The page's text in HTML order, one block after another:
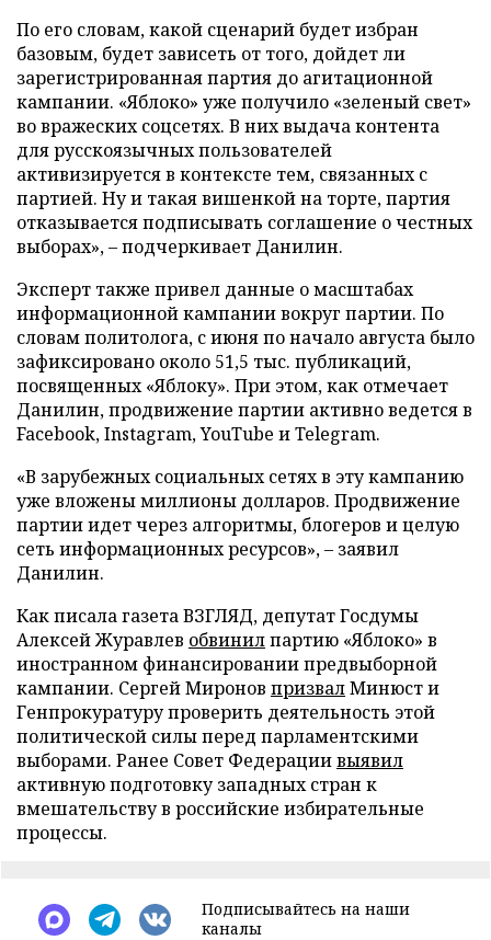
По его словам, какой сценарий будет избран
базовым, будет зависеть от того, дойдет ли
зарегистрированная партия до агитационной
кампании. «Яблоко» уже получило «зеленый свет»
во вражеских соцсетях. В них выдача контента
для русскоязычных пользователей
активизируется в контексте тем, связанных с
партией. Ну и такая вишенкой на торте, партия
отказывается подписывать соглашение о честных
выборах», – подчеркивает Данилин.
Эксперт также привел данные о масштабах
информационной кампании вокруг партии. По
словам политолога, с июня по начало августа было
зафиксировано около 51,5 тыс. публикаций,
посвященных «Яблоку». При этом, как отмечает
Данилин, продвижение партии активно ведется в
Facebook, Instagram, YouTube и Telegram.
«В зарубежных социальных сетях в эту кампанию
уже вложены миллионы долларов. Продвижение
партии идет через алгоритмы, блогеров и целую
сеть информационных ресурсов», – заявил
Данилин.
Как писала газета ВЗГЛЯД, депутат Госдумы
Алексей Журавлев обвинилпартию «Яблоко» в
иностранном финансировании предвыборной
кампании. Сергей Миронов призвалМинюст и
Генпрокуратуру проверить деятельность этой
политической силы перед парламентскими
выборами. Ранее Совет Федерациивыявил
активную подготовку западных стран к
вмешательству в российские избирательные
процессы.
Подписывайтесь на наши
каналы